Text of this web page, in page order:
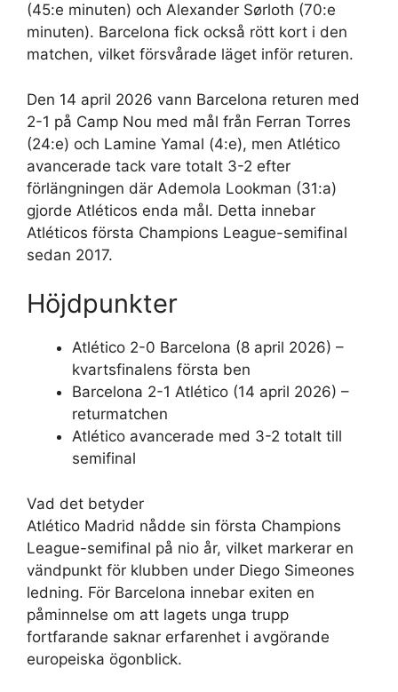
(45:e minuten) och Alexander Sørloth (70:e
minuten). Barcelona fick också rött kort i den
matchen, vilket försvårade läget inför returen.
Den 14 april 2026 vann Barcelona returen med
2-1 på Camp Nou med mål från Ferran Torres
(24:e) och Lamine Yamal (4:e), men Atlético
avancerade tack vare totalt 3-2 efter
förlängningen där Ademola Lookman (31:a)
gjorde Atléticos enda mål. Detta innebar
Atléticos första Champions League-semifinal
sedan 2017.
Höjdpunkter
Atlético 2-0 Barcelona (8 april 2026) –
kvartsfinalens första ben
Barcelona 2-1 Atlético (14 april 2026) –
returmatchen
Atlético avancerade med 3-2 totalt till
semifinal
Vad det betyder
Atlético Madrid nådde sin första Champions
League-semifinal på nio år, vilket markerar en
vändpunkt för klubben under Diego Simeones
ledning. För Barcelona innebar exiten en
påminnelse om att lagets unga trupp
fortfarande saknar erfarenhet i avgörande
europeiska ögonblick.